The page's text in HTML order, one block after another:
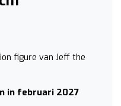
figure van Jeff the
in februari 2027